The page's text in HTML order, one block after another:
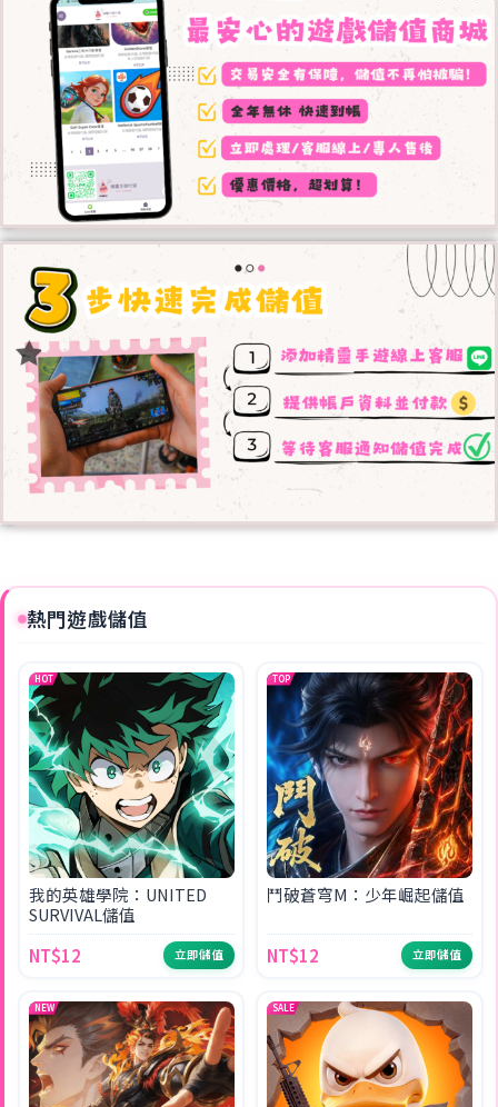
熱門遊戲儲值
HOT
我的英雄學院：UNITED
SURVIVAL儲值
NT$12
立即儲值
TOP
鬥破蒼穹M：少年崛起儲值
NT$12 立即儲值
NEW SALE